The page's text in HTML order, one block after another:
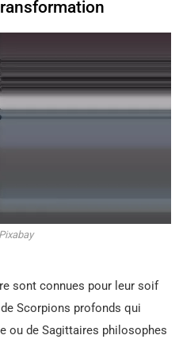
sont connues pour leur soif
Scorpions profonds qui
ou de Sagittaires philosophes